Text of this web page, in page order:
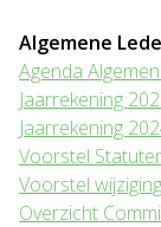
Algemene
Agenda
Jaarrekening
Jaarrekening
Voorstel
Voorstel
Overzicht